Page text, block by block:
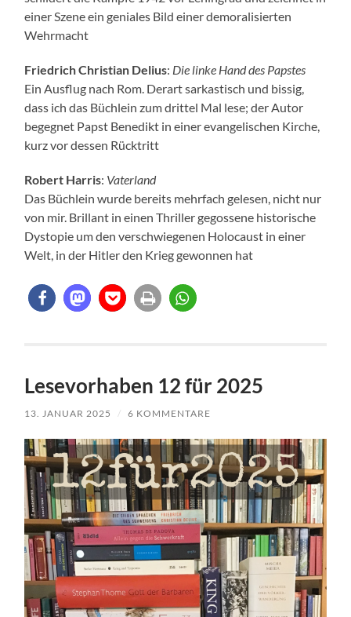
einer Szene ein geniales Bild einer demoralisierten
Wehrmacht
Friedrich Christian Delius: Die linke Hand des Papstes
Ein Ausflug nach Rom. Derart sarkastisch und bissig,
dass ich das Büchlein zum drittel Mal lese; der Autor
begegnet Papst Benedikt in einer evangelischen Kirche,
kurz vor dessen Rücktritt
Robert Harris: Vaterland
Das Büchlein wurde bereits mehrfach gelesen, nicht nur
von mir. Brillant in einen Thriller gegossene historische
Dystopie um den verschwiegenen Holocaust in einer
Welt, in der Hitler den Krieg gewonnen hat
Lesevorhaben 12 für 2025
13. JANUAR 2025 / 6 KOMMENTARE